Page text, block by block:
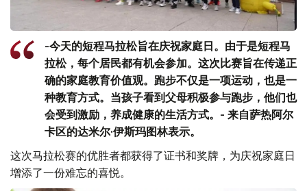
-今天的短程马拉松旨在庆祝家庭日。由于是短程马
拉松，每个居民都有机会参加。这次比赛旨在传递正
确的家庭教育价值观。跑步不仅是一项运动，也是一
种教育方式。当孩子看到父母积极参与跑步，他们也
会受到激励，养成健康的生活方式。- 来自萨热阿尔
卡区的达米尔·伊斯玛图林表示。
这次马拉松赛的优胜者都获得了证书和奖牌，为庆祝家庭日
增添了一份难忘的喜悦。